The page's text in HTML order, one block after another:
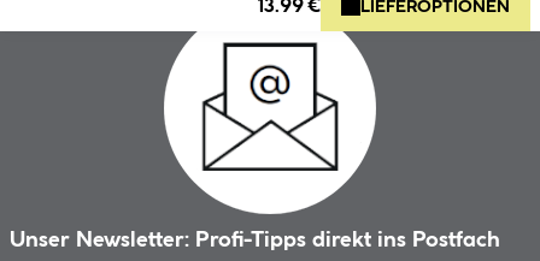
13.99 € LIEFEROPTIONEN
Unser Newsletter: Profi-Tipps direkt ins Postfach